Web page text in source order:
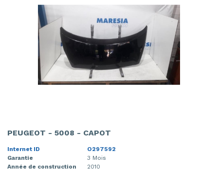
PEUGEOT - 5008 - CAPOT
Internet ID
O297592
Garantie
3 Mois
Année de construction
2010